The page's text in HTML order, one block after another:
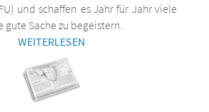
und schaffen es Jahr für Jahr viele
gute Sache zu begeistern.
WEITERLESEN